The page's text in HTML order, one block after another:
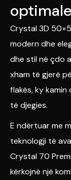
Crystal 3D
modern dhe
dhe stil në çdo
xham të gjerë
flakës, ky
të djegies.
E ndërtuar me
teknologji të
Crystal 70
kërkojnë një